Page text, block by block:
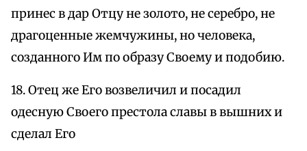
принес в дар Отцу не золото, не серебро, не
драгоценные жемчужины, но человека,
созданного Им по образу Своему и подобию.
18. Отец же Его возвеличил и посадил
одесную Своего престола славы в вышних и
сделал Его